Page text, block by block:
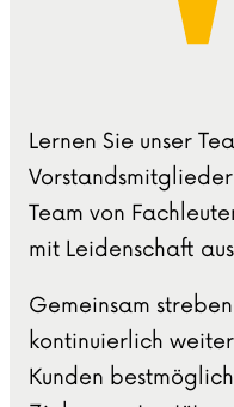
Lernen Sie unser
Team von
mit Leidenschaft
Gemeinsam
kontinuierlich
Kunden